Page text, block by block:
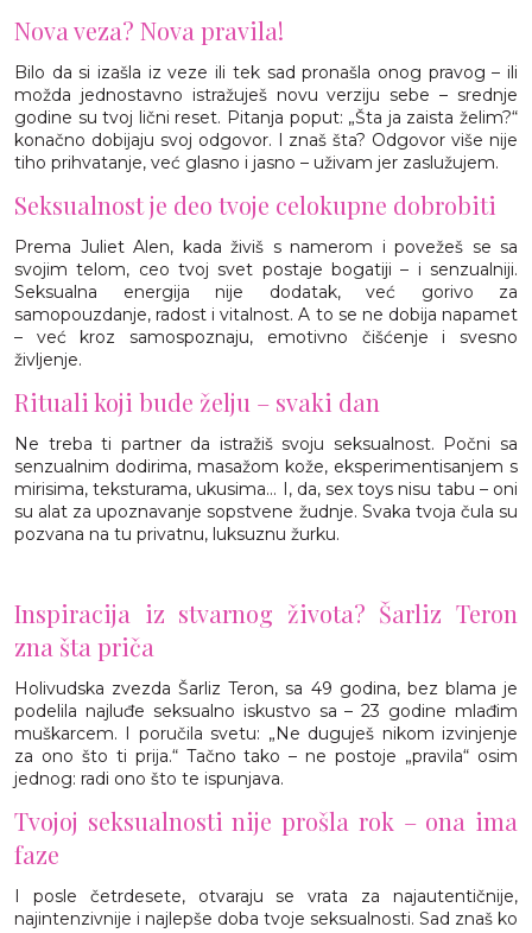
Nova veza? Nova pravila!
Bilo da si izašla iz veze ili tek sad pronašla onog pravog – ili
možda jednostavno istražuješ novu verziju sebe – srednje
godine su tvoj lični reset. Pitanja poput: „Šta ja zaista želim?“
konačno dobijaju svoj odgovor. I znaš šta? Odgovor više nije
tiho prihvatanje, već glasno i jasno – uživam jer zaslužujem.
Seksualnost je deo tvoje celokupne dobrobiti
Prema Juliet Alen, kada živiš s namerom i povežeš se sa
svojim telom, ceo tvoj svet postaje bogatiji – i senzualniji.
Seksualna energija nije dodatak, već gorivo za
samopouzdanje, radost i vitalnost. A to se ne dobija napamet
– već kroz samospoznaju, emotivno čišćenje i svesno
življenje.
Rituali koji bude želju – svaki dan
Ne treba ti partner da istražiš svoju seksualnost. Počni sa
senzualnim dodirima, masažom kože, eksperimentisanjem s
mirisima, teksturama, ukusima... I, da, sex toys nisu tabu – oni
su alat za upoznavanje sopstvene žudnje. Svaka tvoja čula su
pozvana na tu privatnu, luksuznu žurku.
Inspiracija iz stvarnog života? Šarliz Teron
zna šta priča
Holivudska zvezda Šarliz Teron, sa 49 godina, bez blama je
podelila najluđe seksualno iskustvo sa – 23 godine mlađim
muškarcem. I poručila svetu: „Ne duguješ nikom izvinjenje
za ono što ti prija.“ Tačno tako – ne postoje „pravila“ osim
jednog: radi ono što te ispunjava.
Tvojoj seksualnosti nije prošla rok – ona ima
faze
I posle četrdesete, otvaraju se vrata za najautentičnije,
najintenzivnije i najlepše doba tvoje seksualnosti. Sad znaš ko